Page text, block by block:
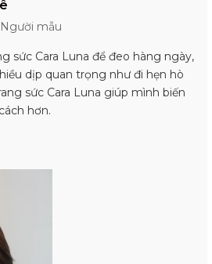
mẫu
sức Cara Luna để đeo hàng ngày,
dịp quan trọng như đi hẹn hò
sức Cara Luna giúp mình biến
hơn.